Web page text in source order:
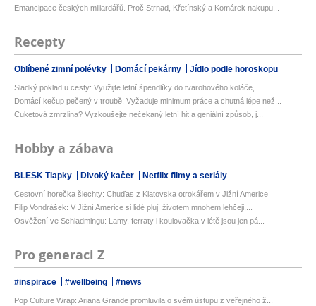
Emancipace českých miliardářů. Proč Strnad, Křetínský a Komárek nakupu...
Recepty
Oblíbené zimní polévky Domácí pekárny Jídlo podle horoskopu
Sladký poklad u cesty: Využijte letní špendlíky do tvarohového koláče,...
Domácí kečup pečený v troubě: Vyžaduje minimum práce a chutná lépe než...
Cuketová zmrzlina? Vyzkoušejte nečekaný letní hit a geniální způsob, j...
Hobby a zábava
BLESK Tlapky Divoký kačer Netflix filmy a seriály
Cestovní horečka šlechty: Chuďas z Klatovska otrokářem v Jižní Americe
Filip Vondrášek: V Jižní Americe si lidé plují životem mnohem lehčeji,...
Osvěžení ve Schladmingu: Lamy, ferraty i koulovačka v létě jsou jen pá...
Pro generaci Z
#inspirace #wellbeing #news
Pop Culture Wrap: Ariana Grande promluvila o svém ústupu z veřejného ž...